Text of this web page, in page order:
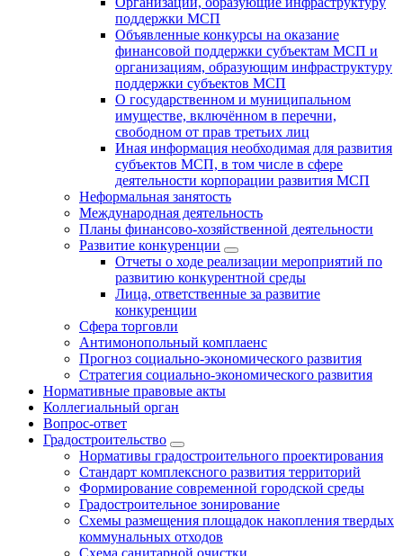
поддержки МСП
Объявленные конкурсы на оказание
финансовой поддержки субъектам МСП и
организациям, образующим инфраструктуру
поддержки субъектов МСП
О государственном и муниципальном
имуществе, включённом в перечни,
свободном от прав третьих лиц
Иная информация необходимая для развития
субъектов МСП, в том числе в сфере
деятельности корпорации развития МСП
Неформальная занятость
Международная деятельность
Планы финансово-хозяйственной деятельности
Развитие конкуренции
Отчеты о ходе реализации мероприятий по
развитию конкурентной среды
Лица, ответственные за развитие
конкуренции
Сфера торговли
Антимонопольный комплаенс
Прогноз социально-экономического развития
Стратегия социально-экономического развития
Нормативные правовые акты
Коллегиальный орган
Вопрос-ответ
Градостроительство
Нормативы градостроительного проектирования
Стандарт комплексного развития территорий
Формирование современной городской среды
Градостроительное зонирование
Схемы размещения площадок накопления твердых
коммунальных отходов